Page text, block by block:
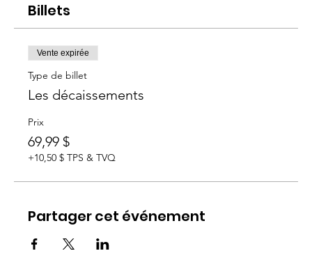
Billets
Vente expirée
Type de billet
Les décaissements
Prix
69,99 $
+10,50 $ TPS & TVQ
Partager cet événement